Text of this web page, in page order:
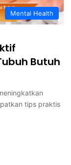
Mental Health
Butuh
tips praktis